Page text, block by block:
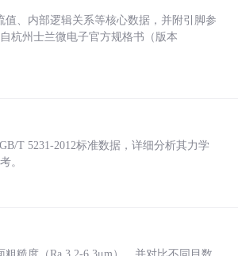
、内部逻辑关系等核心数据，并附引脚参
杭州士兰微电子官方规格书（版本
T 5231-2012标准数据，详细分析其力学
。